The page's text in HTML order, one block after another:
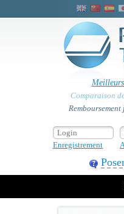
Comparaison
Enregistrement